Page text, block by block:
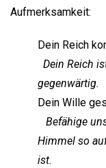
Aufmerksamkeit:
Dein Reich
Dein Reich
gegenwärtig.
Dein Wille
Befähige
Himmel so
ist.